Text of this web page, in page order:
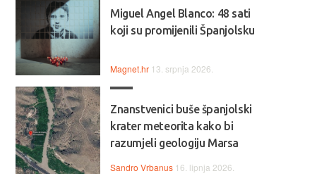
Miguel Angel Blanco: 48 sati
koji su promijenili Španjolsku
Magnet.hr 13. srpnja 2026.
Znanstvenici buše španjolski
krater meteorita kako bi
razumjeli geologiju Marsa
Sandro Vrbanus 16. lipnja 2026.